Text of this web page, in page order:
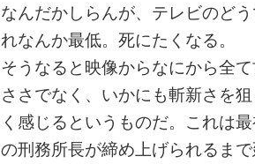
なんだかしらんが、テレビのど
れなんか最低。死にたくなる。
そうなると映像からなにから全
ささでなく、いかにも斬新さを
く感じるというものだ。これは
の刑務所長が締め上げられるまで